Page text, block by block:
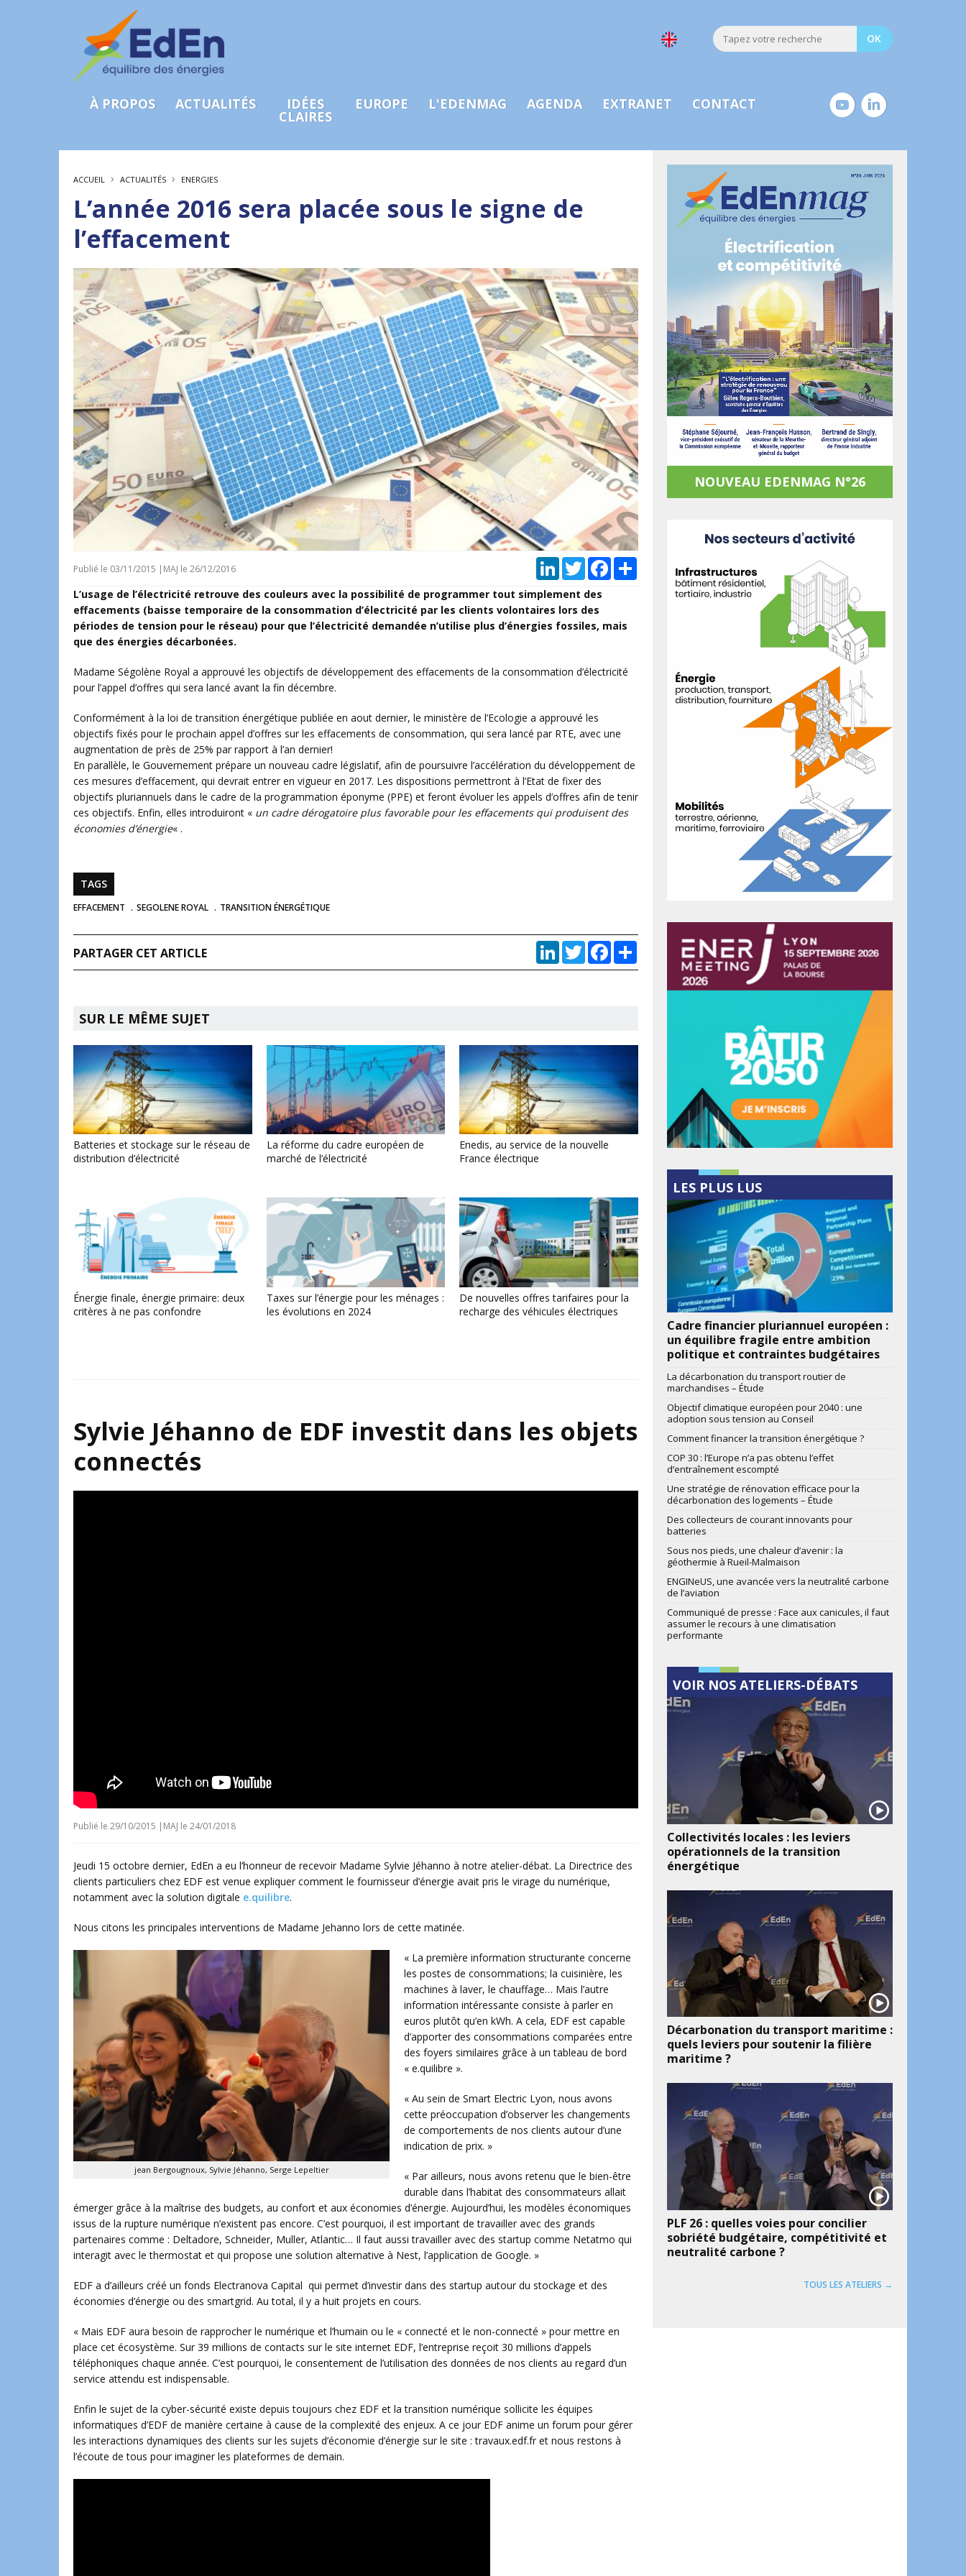
À PROPOS ACTUALITÉS IDÉES
CLAIRES
EUROPE L'EDENMAG AGENDA EXTRANET CONTACT
ACCUEIL › ACTUALITÉS › ENERGIES
L’année 2016 sera placée sous le signe de
l’effacement
Publié le 03/11/2015 | MAJ le 26/12/2016 LinkedInTwitterFacebook
L’usage de l’électricité retrouve des couleurs avec la possibilité de programmer tout simplement des
effacements (baisse temporaire de la consommation d’électricité par les clients volontaires lors des
périodes de tension pour le réseau) pour que l’électricité demandée n’utilise plus d’énergies fossiles, mais
que des énergies décarbonées.
Madame Ségolène Royal a approuvé les objectifs de développement des effacements de la consommation d’électricité
pour l’appel d’offres qui sera lancé avant la fin décembre.
Conformément à la loi de transition énergétique publiée en aout dernier, le ministère de l’Ecologie a approuvé les
objectifs fixés pour le prochain appel d’offres sur les effacements de consommation, qui sera lancé par RTE, avec une
augmentation de près de 25% par rapport à l’an dernier!
En parallèle, le Gouvernement prépare un nouveau cadre législatif, afin de poursuivre l’accélération du développement de
ces mesures d’effacement, qui devrait entrer en vigueur en 2017. Les dispositions permettront à l’Etat de fixer des
objectifs pluriannuels dans le cadre de la programmation éponyme (PPE) et feront évoluer les appels d’offres afin de tenir
ces objectifs. Enfin, elles introduiront « un cadre dérogatoire plus favorable pour les effacements qui produisent des
économies d’énergie« .
TAGS
EFFACEMENT SEGOLENE ROYAL TRANSITION ÉNERGÉTIQUE
PARTAGER CET ARTICLE LinkedInTwitterFacebook
SUR LE MÊME SUJET
Batteries et stockage sur le réseau de
distribution d’électricité
La réforme du cadre européen de
marché de l’électricité
Enedis, au service de la nouvelle
France électrique
Énergie finale, énergie primaire: deux
critères à ne pas confondre
Taxes sur l’énergie pour les ménages :
les évolutions en 2024
De nouvelles offres tarifaires pour la
recharge des véhicules électriques
Sylvie Jéhanno de EDF investit dans les objets
connectés
Publié le 29/10/2015 | MAJ le 24/01/2018
Jeudi 15 octobre dernier, EdEn a eu l’honneur de recevoir Madame Sylvie Jéhanno à notre atelier-débat. La Directrice des
clients particuliers chez EDF est venue expliquer comment le fournisseur d’énergie avait pris le virage du numérique,
notamment avec la solution digitale e.quilibre.
Nous citons les principales interventions de Madame Jehanno lors de cette matinée.
jean Bergougnoux, Sylvie Jéhanno, Serge Lepeltier
« La première information structurante concerne
les postes de consommations; la cuisinière, les
machines à laver, le chauffage… Mais l’autre
information intéressante consiste à parler en
euros plutôt qu’en kWh. A cela, EDF est capable
d’apporter des consommations comparées entre
des foyers similaires grâce à un tableau de bord
« e.quilibre ».
« Au sein de Smart Electric Lyon, nous avons
cette préoccupation d’observer les changements
de comportements de nos clients autour d’une
indication de prix. »
« Par ailleurs, nous avons retenu que le bien-être
durable dans l’habitat des consommateurs allait
émerger grâce à la maîtrise des budgets, au confort et aux économies d’énergie. Aujourd’hui, les modèles économiques
issus de la rupture numérique n’existent pas encore. C’est pourquoi, il est important de travailler avec des grands
partenaires comme : Deltadore, Schneider, Muller, Atlantic… Il faut aussi travailler avec des startup comme Netatmo qui
interagit avec le thermostat et qui propose une solution alternative à Nest, l’application de Google. »
EDF a d’ailleurs créé un fonds Electranova Capital qui permet d’investir dans des startup autour du stockage et des
économies d’énergie ou des smartgrid. Au total, il y a huit projets en cours.
« Mais EDF aura besoin de rapprocher le numérique et l’humain ou le « connecté et le non-connecté » pour mettre en
place cet écosystème. Sur 39 millions de contacts sur le site internet EDF, l’entreprise reçoit 30 millions d’appels
téléphoniques chaque année. C’est pourquoi, le consentement de l’utilisation des données de nos clients au regard d’un
service attendu est indispensable.
Enfin le sujet de la cyber-sécurité existe depuis toujours chez EDF et la transition numérique sollicite les équipes
informatiques d’EDF de manière certaine à cause de la complexité des enjeux. A ce jour EDF anime un forum pour gérer
les interactions dynamiques des clients sur les sujets d’économie d’énergie sur le site : travaux.edf.fr et nous restons à
l’écoute de tous pour imaginer les plateformes de demain.
NOUVEAU EDENMAG N°26
LES PLUS LUS
Cadre financier pluriannuel européen :
un équilibre fragile entre ambition
politique et contraintes budgétaires
La décarbonation du transport routier de
marchandises – Étude
Objectif climatique européen pour 2040 : une
adoption sous tension au Conseil
Comment financer la transition énergétique ?
COP 30 : l’Europe n’a pas obtenu l’effet
d’entraînement escompté
Une stratégie de rénovation efficace pour la
décarbonation des logements – Étude
Des collecteurs de courant innovants pour
batteries
Sous nos pieds, une chaleur d’avenir : la
géothermie à Rueil-Malmaison
ENGINeUS, une avancée vers la neutralité carbone
de l’aviation
Communiqué de presse : Face aux canicules, il faut
assumer le recours à une climatisation
performante
VOIR NOS ATELIERS-DÉBATS
Collectivités locales : les leviers
opérationnels de la transition
énergétique
Décarbonation du transport maritime :
quels leviers pour soutenir la filière
maritime ?
PLF 26 : quelles voies pour concilier
sobriété budgétaire, compétitivité et
neutralité carbone ?
TOUS LES ATELIERS →